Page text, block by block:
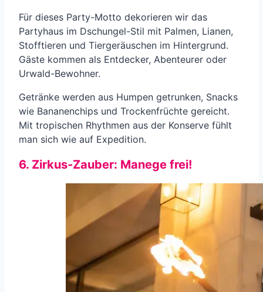
Für dieses Party-Motto dekorieren wir das
Partyhaus im Dschungel-Stil mit Palmen, Lianen,
Stofftieren und Tiergeräuschen im Hintergrund.
Gäste kommen als Entdecker, Abenteurer oder
Urwald-Bewohner.
Getränke werden aus Humpen getrunken, Snacks
wie Bananenchips und Trockenfrüchte gereicht.
Mit tropischen Rhythmen aus der Konserve fühlt
man sich wie auf Expedition.
6. Zirkus-Zauber: Manege frei!